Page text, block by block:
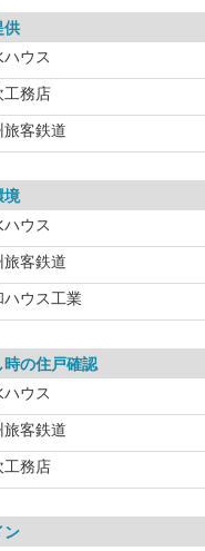
供
ハウス
工務店
旅客鉄道
境
ハウス
旅客鉄道
ハウス工業
時の住戸確認
ハウス
旅客鉄道
工務店
ン